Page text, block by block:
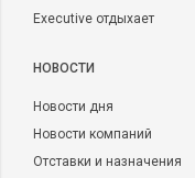
Executive отдыхает
НОВОСТИ
Новости дня
Новости компаний
Отставки и назначения